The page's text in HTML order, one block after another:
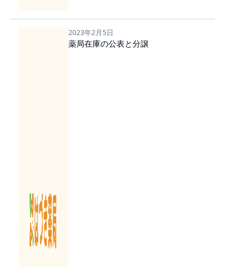
2023年2月5日
薬局在庫の公表と分譲